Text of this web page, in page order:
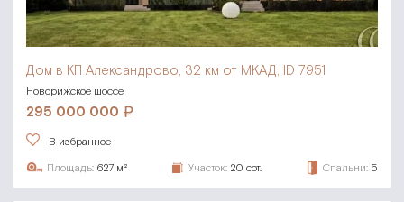
Дом в КП Александрово, 32 км от МКАД, ID 7951
Новорижское шоссе
295 000 000
В избранное
Площадь: 627 м² Участок: 20 сот. Спальни: 5